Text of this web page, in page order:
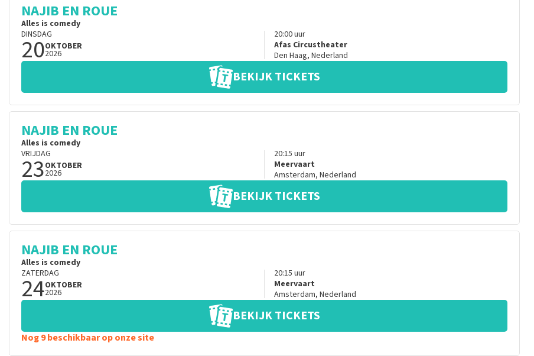
NAJIB EN ROUE
Alles is comedy
DINSDAG
20OKTOBER
2026
20:00uur
Afas Circustheater
Den Haag, Nederland
BEKIJK TICKETS
NAJIB EN ROUE
Alles is comedy
VRIJDAG
23OKTOBER
2026
20:15 uur
Meervaart
Amsterdam, Nederland
BEKIJK TICKETS
NAJIB EN ROUE
Alles is comedy
ZATERDAG
24OKTOBER
2026
20:15 uur
Meervaart
Amsterdam, Nederland
BEKIJK TICKETS
Nog 9 beschikbaar op onze site